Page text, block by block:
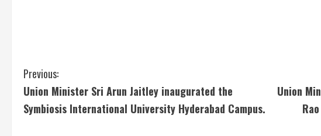
C
o
Previous:
Union Minister Sri Arun Jaitley inaugurated the
Symbiosis International University Hyderabad Campus.
Union